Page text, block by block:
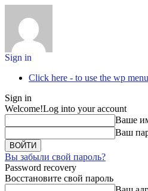
Sign in
Click here - to use the wp
Sign in
Welcome!Log into your account
Ваше
Ваш
Вы забыли свой пароль?
Password recovery
Восстановите свой пароль